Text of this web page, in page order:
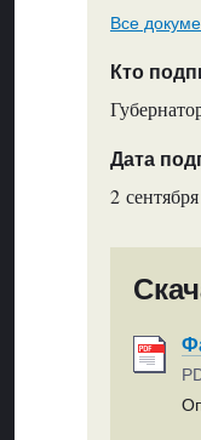
Все
Кто
Дата
2